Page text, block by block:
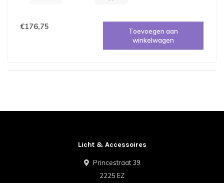
€176,75
Toevoegen aan
winkelwagen
Licht & Accessoires
Princestraat 39
2225 EZ